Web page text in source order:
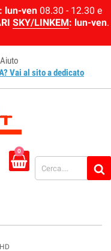
lun-ven 08.30 - 12.30 e
SKY/LINKEM: lun-ven.
Aiuto
Vai al sito a dedicato
0